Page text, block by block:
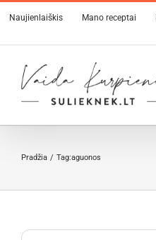
Skip
to
content
Naujienlaiškis Mano receptai
Pradžia Tag:aguonos